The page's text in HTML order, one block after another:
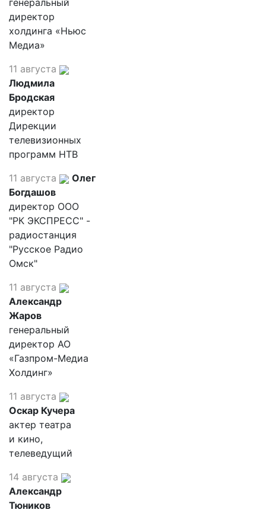
генеральный
директор
холдинга «Ньюс
Медиа»
11 августа
Людмила
Бродская
директор
Дирекции
телевизионных
программ НТВ
11 августа
Олег
Богдашов
директор ООО
"РК ЭКСПРЕСС" -
радиостанция
"Русское Радио
Омск"
11 августа
Александр
Жаров
генеральный
директор АО
«Газпром-Медиа
Холдинг»
11 августа
Оскар Кучера
актер театра
и кино,
телеведущий
14 августа
Александр
Тюников